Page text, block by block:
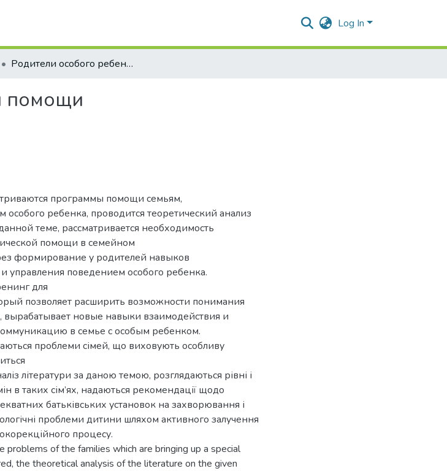
Log In
Родители особого ребенка: пути помощи
помощи
программы помощи семьям,
ребенка, проводится теоретический анализ
теме, рассматривается необходимость
помощи в семейном
формирование у родителей навыков
управления поведением особого ребенка.
для
позволяет расширить возможности понимания
вырабатывает новые навыки взаимодействия и
в семье с особым ребенком.
проблеми сімей, що виховують особливу
літератури за даною темою, розглядаються рівні і
в таких сім’ях, надаються рекомендації щодо
батьківських установок на захворювання і
проблеми дитини шляхом активного залучення
процесу.
problems of the families which are bringing up a special
the theoretical analysis of the literature on the given